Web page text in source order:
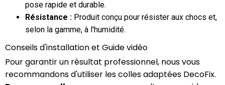
pose rapide et durable.
Résistance : Produit conçu pour résister aux chocs et,
selon la gamme, à l'humidité.
Conseils d'installation et Guide vidéo
Pour garantir un résultat professionnel, nous vous
recommandons d'utiliser les colles adaptées DecoFix.